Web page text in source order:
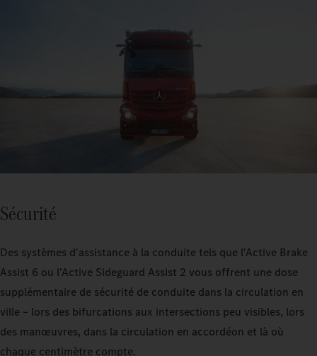
Sécurité
Des systèmes d'assistance à la conduite tels que l'Active Brake
Assist 6 ou l'Active Sideguard Assist 2 vous offrent une dose
supplémentaire de sécurité de conduite dans la circulation en
ville – lors des bifurcations aux intersections peu visibles, lors
des manœuvres, dans la circulation en accordéon et là où
chaque centimètre compte.